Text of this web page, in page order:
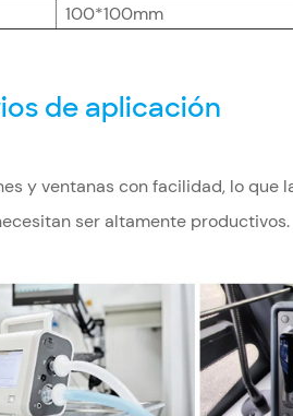
100*100mm
de aplicación
y ventanas con facilidad, lo que
ser altamente productivos.